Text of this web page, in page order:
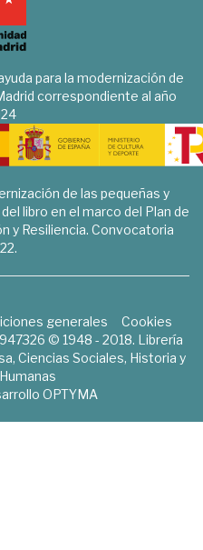
para la modernización de
correspondiente al año
de las pequeñas y
libro en el marco del Plan de
y Resiliencia. Convocatoria
generales
Cookies
© 1948 - 2018. Librería
Ciencias Sociales, Historia y
OPTYMA